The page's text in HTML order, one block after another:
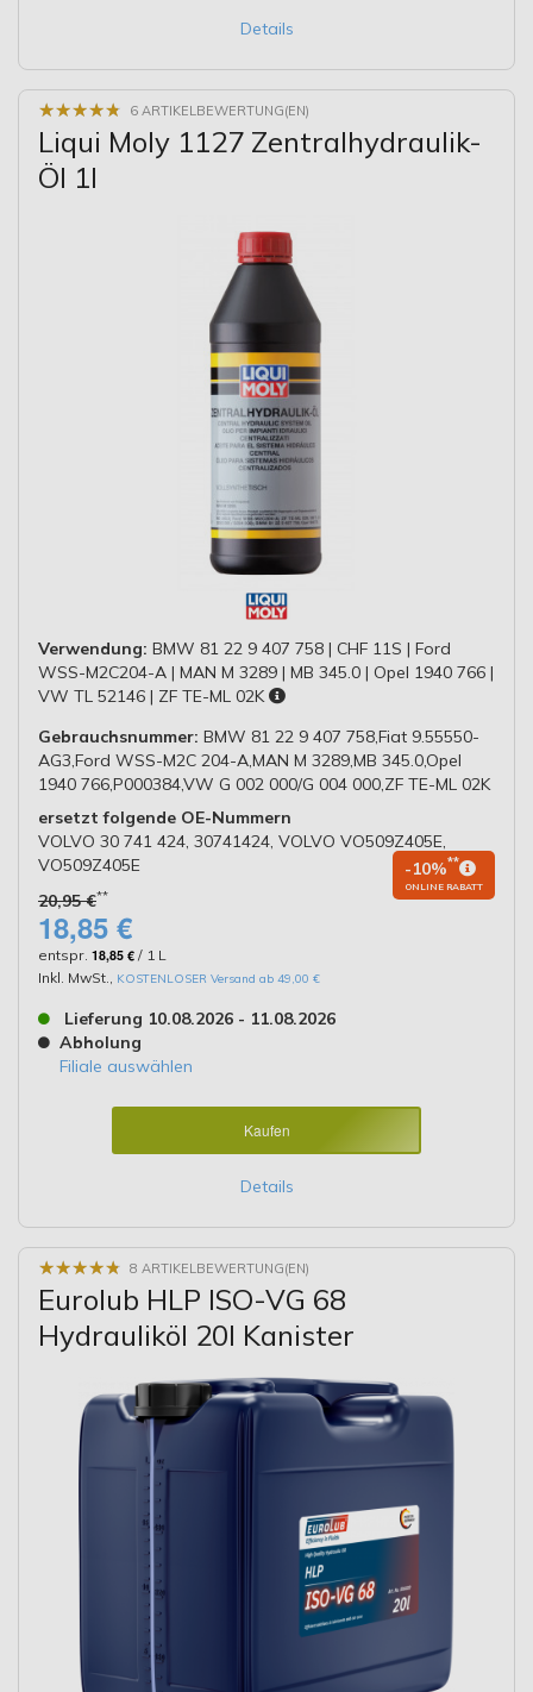
Details
★★★★★
★★★★★ 6 ARTIKELBEWERTUNG(EN)
Liqui Moly 1127 Zentralhydraulik-
Öl 1l
Verwendung: BMW 81 22 9 407 758 | CHF 11S | Ford
WSS-M2C204-A | MAN M 3289 | MB 345.0 | Opel 1940 766 |
VW TL 52146 | ZF TE-ML 02K
Gebrauchsnummer: BMW 81 22 9 407 758,Fiat 9.55550-
AG3,Ford WSS-M2C 204-A,MAN M 3289,MB 345.0,Opel
1940 766,P000384,VW G 002 000/G 004 000,ZF TE-ML 02K
ersetzt folgende OE-Nummern
VOLVO 30 741 424, 30741424, VOLVO VO509Z405E,
VO509Z405E
20,95 €**
-10%**
ONLINE RABATT
18,85 €
entspr. 18,85 € / 1 L
Inkl. MwSt.
KOSTENLOSER Versand ab 49,00 €
Lieferung 10.08.2026 - 11.08.2026
Abholung
Filiale auswählen
Kaufen
Details
★★★★★
★★★★★ 8 ARTIKELBEWERTUNG(EN)
Eurolub HLP ISO-VG 68
Hydrauliköl 20l Kanister